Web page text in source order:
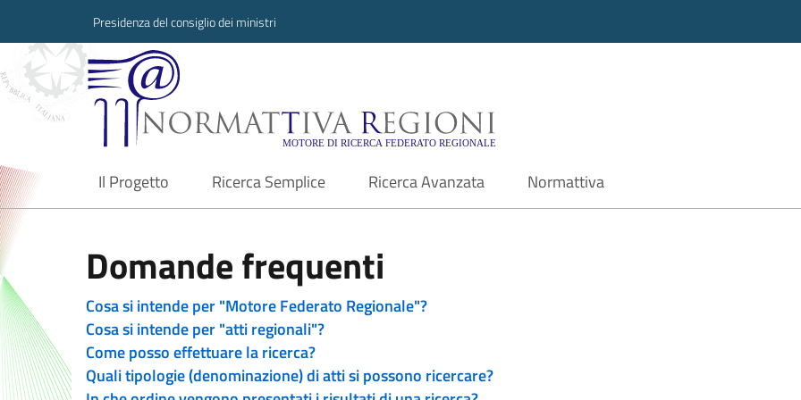
Presidenza del consiglio dei ministri
Normattiva Regioni - Motore di ricerca
Il Progetto
current Ricerca Semplice Ricerca Avanzata Normattiva
Domande frequenti
Cosa si intende per "Motore Federato Regionale"?
Cosa si intende per "atti regionali"?
Come posso effettuare la ricerca?
Quali tipologie (denominazione) di atti si possono ricercare?